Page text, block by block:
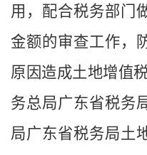
用，配合税务部门
金额的审查工作，
原因造成土地增值
务总局广东省税务
局广东省税务局土